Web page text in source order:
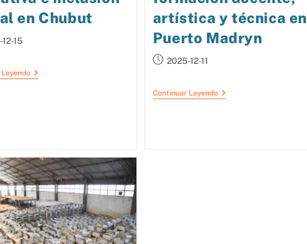
en Chubut
15
artística y técnica en
Puerto Madryn
2025-12-11
Continuar Leyendo